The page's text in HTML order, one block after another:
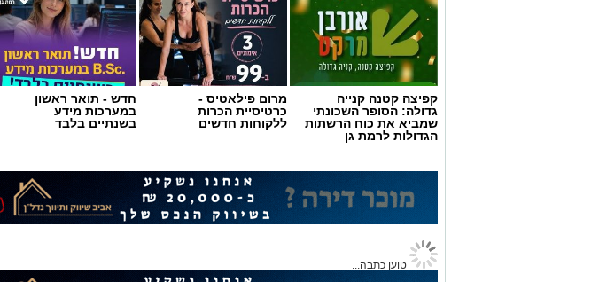
אילוסטרציה AI
הברכה מתחילה הרבה לפני הנס
כולנו ממתינים לנס הגדול.
לישועה.
לרפואה.
לשלום בית.
לפרנסה.
לזיווג.
אנחנו משוכנעים שהברכה תגיע ביום שבו המציאות תשתנה.
אבל פרשת ראה מגלה לנו מבט אחר.
"רְאֵה אָנֹכִי נֹתֵן לִפְנֵיכֶם הַיּוֹם בְּרָכָה..."
שימו לב למילה אחת.
"נותן".
קפיצה קטנה קנייה
גדולה: הסופר השכונתי
שמביא את כוח הרשתות
הגדולות לרמת גן
מרום פילאטיס -
כרטיסיית הכרות
ללקוחות חדשים
חדש - תואר ראשון
במערכות מידע
בשנתיים בלבד
רמת גן נט
חשד להצתה סדרתית ברמת גן: שבעה נפגעו קל בשלוש